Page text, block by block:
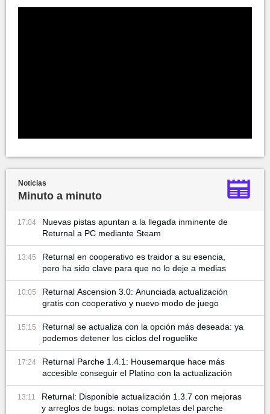
Noticias
Minuto a minuto
17:04
Nuevas pistas apuntan a la llegada inminente de
Returnal a PC mediante Steam
13:45
Returnal en cooperativo es traidor a su esencia,
pero ha sido clave para que no lo deje a medias
10:05
Returnal Ascension 3.0: Anunciada actualización
gratis con cooperativo y nuevo modo de juego
15:15
Returnal se actualiza con la opción más deseada: ya
podemos detener los ciclos del roguelike
17:24
Returnal Parche 1.4.1: Housemarque hace más
accesible conseguir el Platino con la actualización
13:11
Returnal: Disponible actualización 1.3.7 con mejoras
y arreglos de bugs: notas completas del parche